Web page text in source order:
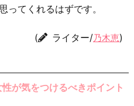
ってくれるはずです。
( ライター/乃木恵)
が気をつけるべきポイント